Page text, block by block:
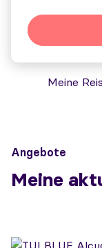
Meine
Angebote
Meine